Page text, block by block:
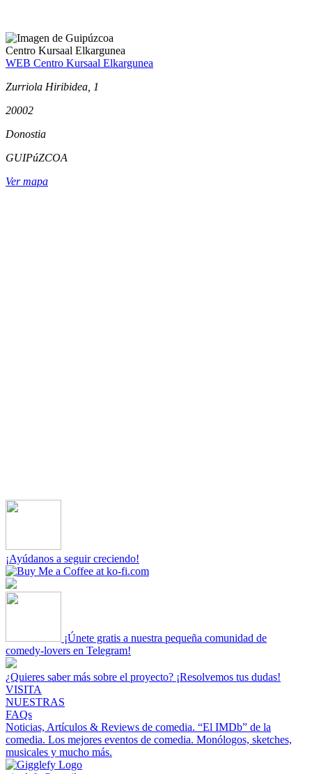
Centro Kursaal Elkargunea
WEB Centro Kursaal Elkargunea
Zurriola Hiribidea, 1
20002
Donostia
GUIPúZCOA
Ver mapa
¡Ayúdanos a seguir creciendo!
¡Únete gratis a nuestra pequeña comunidad de
comedy-lovers en Telegram!
¿Quieres saber más sobre el proyecto? ¡Resolvemos tus dudas!
VISITA
NUESTRAS
FAQs
Noticias, Artículos & Reviews de comedia. “El IMDb” de la
comedia. Los mejores eventos de comedia. Monólogos, sketches,
musicales y mucho más.